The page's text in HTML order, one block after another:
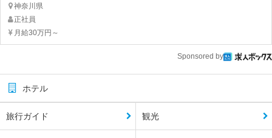
神奈川県
正社員
月給30万円～
Sponsored by
ホテル
旅行ガイド 観光